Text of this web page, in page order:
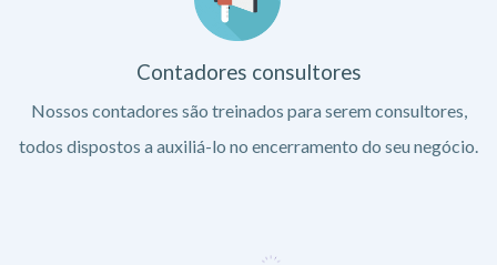
Contadores consultores
Nossos contadores são treinados para serem consultores,
todos dispostos a auxiliá-lo no encerramento do seu negócio.